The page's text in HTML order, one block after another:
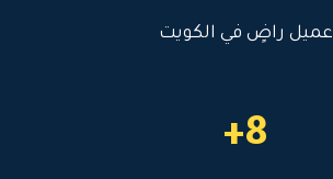
عميل راضٍ في الكويت
8+